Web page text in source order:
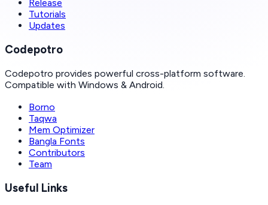
Release
Tutorials
Updates
Codepotro
Codepotro provides powerful cross-platform software.
Compatible with Windows & Android.
Borno
Taqwa
Mem Optimizer
Bangla Fonts
Contributors
Team
Useful Links